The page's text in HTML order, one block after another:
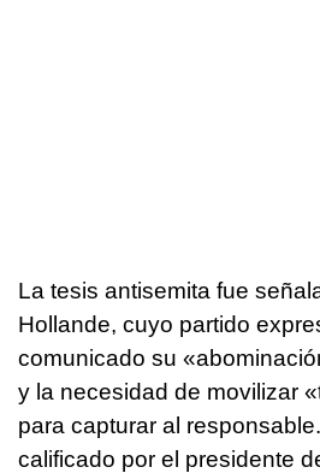
La tesis antisemita fue
Hollande, cuyo partido
comunicado su
y la necesidad de movilizar
para capturar al
calificado por el presidente